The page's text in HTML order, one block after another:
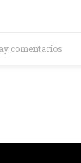
comentarios